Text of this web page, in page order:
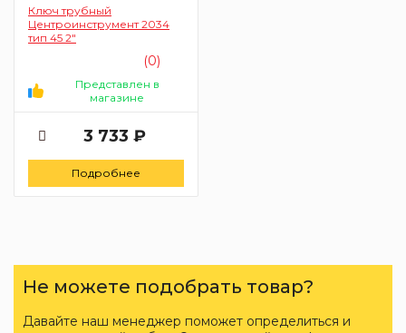
Ключ трубный
Центроинструмент 2034
тип 45 2"
(0)
Представлен в
магазине
3 733 ₽
Подробнее
Не можете подобрать товар?
Давайте наш менеджер поможет определиться и